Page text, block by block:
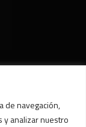
de navegación,
analizar nuestro